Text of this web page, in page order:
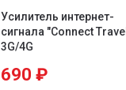
Усилитель интернет-
сигнала "Connect Travel
3G/4G
690 ₽